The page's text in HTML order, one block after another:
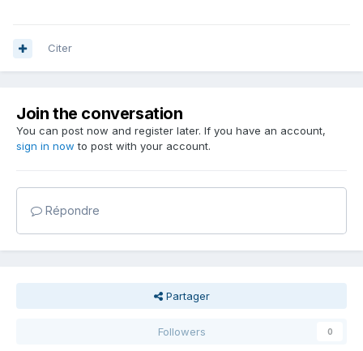
Citer
Join the conversation
You can post now and register later. If you have an account,
sign in now to post with your account.
Répondre
Partager
Followers 0